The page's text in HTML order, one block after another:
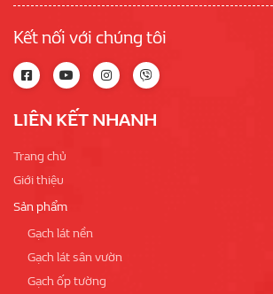
Kết nối với chúng tôi
LIÊN KẾT NHANH
Trang chủ
Giới thiệu
Sản phẩm
Gạch lát nền
Gạch lát sân vườn
Gạch ốp tường